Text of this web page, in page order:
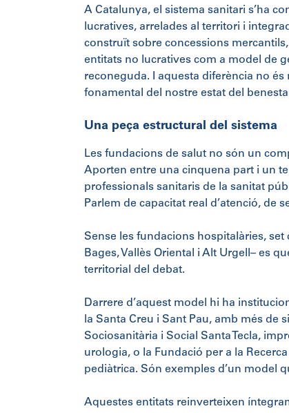
A Catalunya, el sistema sanitari s’ha
lucratives, arrelades al territori i
construït sobre concessions
entitats no lucratives com a model de
reconeguda. I aquesta diferència no
fonamental del nostre estat del
Una peça estructural del sistema
Les fundacions de salut no són un
Aporten entre una cinquena part i un
professionals sanitaris de la sanitat
Parlem de capacitat real d’atenció, de
Sense les fundacions hospitalàries,
Bages, Vallès Oriental i Alt Urgell– es
territorial del debat.
Darrere d’aquest model hi ha
la Santa Creu i Sant Pau, amb més de
Sociosanitària i Social Santa Tecla,
urologia, o la Fundació per a la
pediàtrica. Són exemples d’un model
Aquestes entitats reinverteixen